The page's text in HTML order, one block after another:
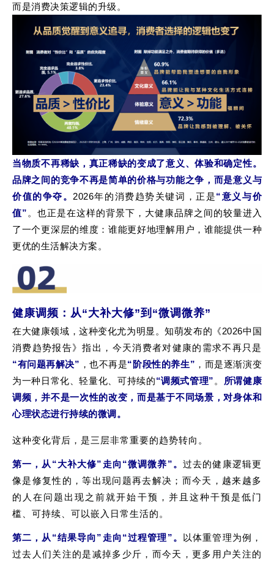
而是消费决策逻辑的升级。
当物质不再稀缺，真正稀缺的变成了意义、体验和确定性。
品牌之间的竞争不再是简单的价格与功能之争，而是意义与
价值的争夺。 2026年的消费趋势关键词，正是“意义与价
值” 。也正是在这样的背景下，大健康品牌之间的较量进入
了一个更深层的维度：谁能更好地理解用户，谁能提供一种
更优的生活解决方案。
健康调频：从“大补大修”到“微调微养”
在大健康领域，这种变化尤为明显。知萌发布的《2026中国
消费趋势报告》指出，今天消费者对健康的需求不再只是
“有问题再解决” ，也不再是“阶段性的养生” ，而是逐渐演变
为一种日常化、轻量化、可持续的“调频式管理” 。 所谓健康
调频，并不是一次性的改变，而是基于不同场景，对身体和
心理状态进行持续的微调。
这种变化背后，是三层非常重要的趋势转向。
第一，从 “大补大修” 走向“微调微养”。 过去的健康逻辑更
像是修复性的，等出现问题再去解决；而今天，越来越多
的人在问题出现之前就开始干预，并且这种干预是低门
槛、可持续、可以嵌入日常生活的。
第二，从 “结果导向”走向“过程管理”。
以体重管理为例，
过去人们关注的是减掉多少斤，而今天，更多用户关注的